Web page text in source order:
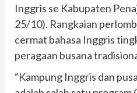
Inggris se Kabupaten
25/10). Rangkaian
cermat bahasa Inggris
peragaan busana
“Kampung Inggris dan